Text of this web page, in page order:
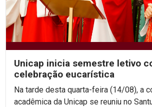
Unicap inicia semestre letivo
celebração eucarística
Na tarde desta quarta-feira (14/08), a
acadêmica da Unicap se reuniu no